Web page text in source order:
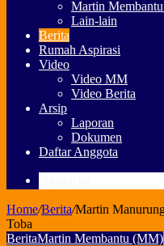
Martin
Lain-lain
Berita
Rumah Aspirasi
Video
Video MM
Video Berita
Arsip
Laporan
Dokumen
Daftar Anggota
Home/Berita/Martin
Toba
BeritaMartin Membantu (MM)